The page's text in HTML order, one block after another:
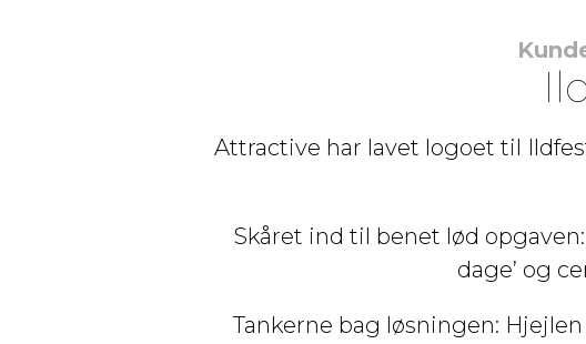
Attractive har lavet logoet til
Skåret ind til benet lød
dage’ og
Tankerne bag løsningen: